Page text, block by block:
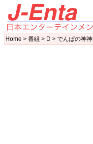
Home > 番組 > D > でんぱの神神